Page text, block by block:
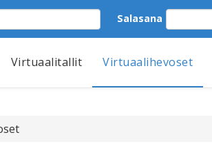
Salasana
Virtuaalitallit Virtuaalihevoset